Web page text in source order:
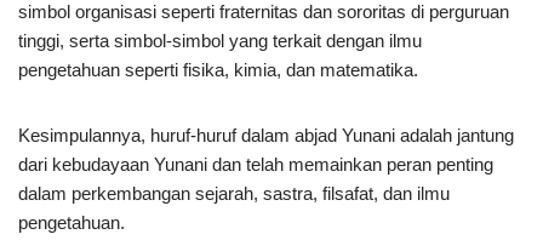
simbol organisasi seperti fraternitas dan sororitas di perguruan
tinggi, serta simbol-simbol yang terkait dengan ilmu
pengetahuan seperti fisika, kimia, dan matematika.
Kesimpulannya, huruf-huruf dalam abjad Yunani adalah jantung
dari kebudayaan Yunani dan telah memainkan peran penting
dalam perkembangan sejarah, sastra, filsafat, dan ilmu
pengetahuan.